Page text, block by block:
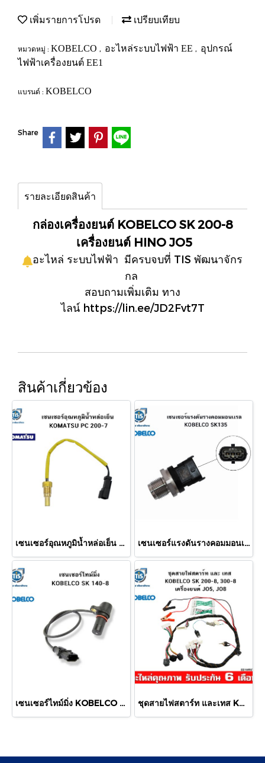
เพิ่มรายการโปรด เปรียบเทียบ
หมวดหมู่ : KOBELCO , อะไหล่ระบบไฟฟ้า EE , อุปกรณ์
ไฟฟ้าเครื่องยนต์ EE1
แบรนด์ : KOBELCO
Share
รายละเอียดสินค้า
กล่องเครื่องยนต์ KOBELCO SK 200-8
เครื่องยนต์ HINO JO5
อะไหล่ ระบบไฟฟ้า มีครบจบที่ TIS พัฒนาจักร
กล
สอบถามเพิ่มเติม ทาง
ไลน์ https://lin.ee/JD2Fvt7T
สินค้าเกี่ยวข้อง
เซนเซอร์อุณหภูมิน้ำหล่อเย็น KOMATSU PC 200-7 เซนเซอร์แรงดันรางคอมมอนเเรล KOBELCO SK 135
เซนเซอร์ไทม์มิ่ง KOBELCO SK 140-8 ชุดสายไฟสตาร์ท และเทส KOBELCO SK200-8,300-8